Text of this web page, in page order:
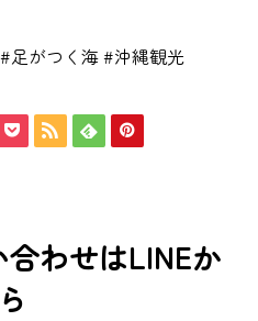
足がつく海 #沖縄観光
   
わせはLINEか
ら